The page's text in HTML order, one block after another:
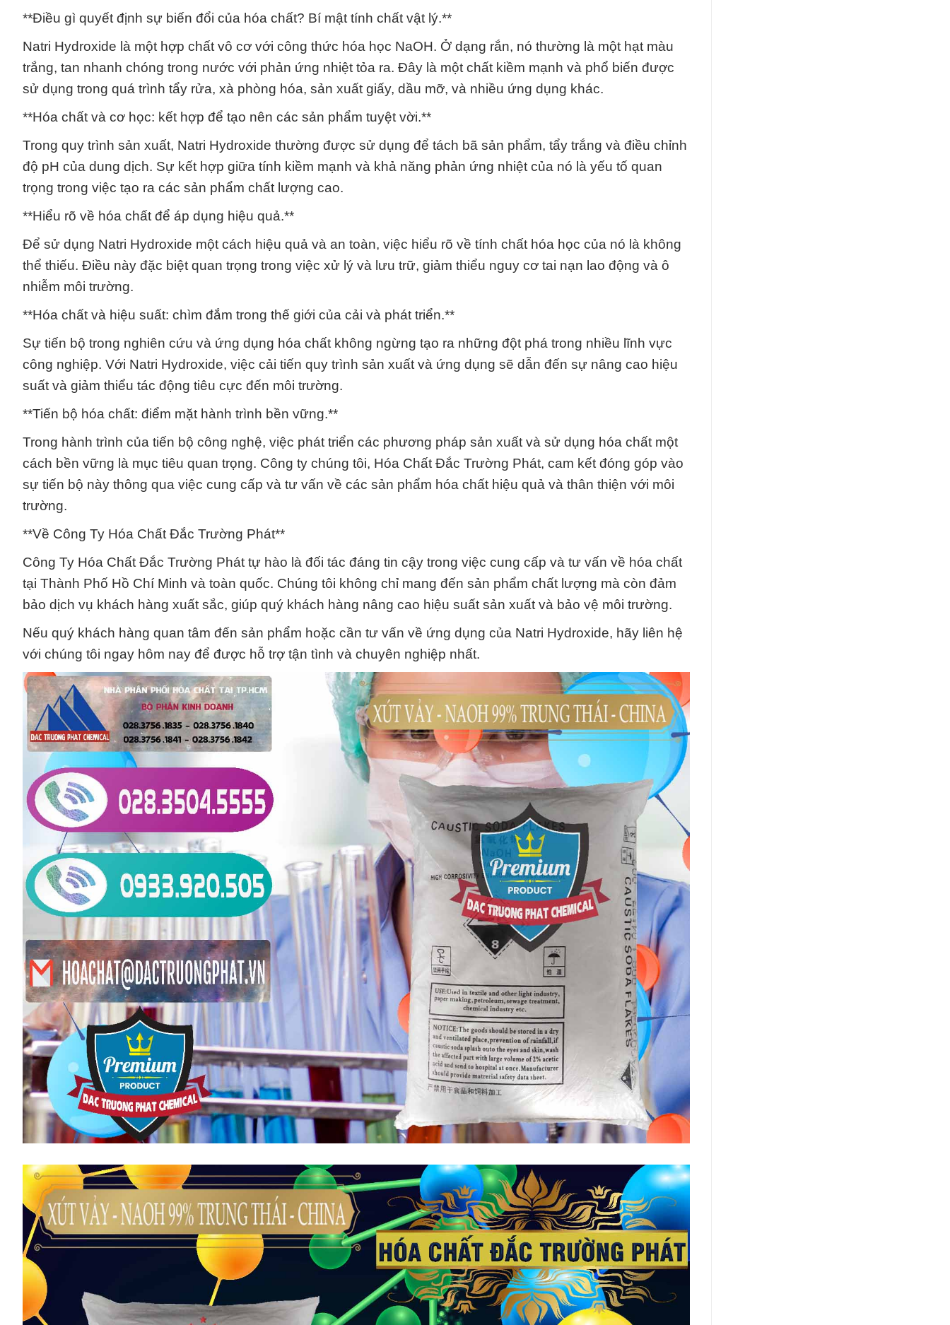
**Điều gì quyết định sự biến đổi của hóa chất? Bí mật tính chất vật lý.**
Natri Hydroxide là một hợp chất vô cơ với công thức hóa học NaOH. Ở dạng rắn, nó thường là một hạt màu
trắng, tan nhanh chóng trong nước với phản ứng nhiệt tỏa ra. Đây là một chất kiềm mạnh và phổ biến được
sử dụng trong quá trình tẩy rửa, xà phòng hóa, sản xuất giấy, dầu mỡ, và nhiều ứng dụng khác.
**Hóa chất và cơ học: kết hợp để tạo nên các sản phẩm tuyệt vời.**
Trong quy trình sản xuất, Natri Hydroxide thường được sử dụng để tách bã sản phẩm, tẩy trắng và điều chỉnh
độ pH của dung dịch. Sự kết hợp giữa tính kiềm mạnh và khả năng phản ứng nhiệt của nó là yếu tố quan
trọng trong việc tạo ra các sản phẩm chất lượng cao.
**Hiểu rõ về hóa chất để áp dụng hiệu quả.**
Để sử dụng Natri Hydroxide một cách hiệu quả và an toàn, việc hiểu rõ về tính chất hóa học của nó là không
thể thiếu. Điều này đặc biệt quan trọng trong việc xử lý và lưu trữ, giảm thiểu nguy cơ tai nạn lao động và ô
nhiễm môi trường.
**Hóa chất và hiệu suất: chìm đắm trong thế giới của cải và phát triển.**
Sự tiến bộ trong nghiên cứu và ứng dụng hóa chất không ngừng tạo ra những đột phá trong nhiều lĩnh vực
công nghiệp. Với Natri Hydroxide, việc cải tiến quy trình sản xuất và ứng dụng sẽ dẫn đến sự nâng cao hiệu
suất và giảm thiểu tác động tiêu cực đến môi trường.
**Tiến bộ hóa chất: điểm mặt hành trình bền vững.**
Trong hành trình của tiến bộ công nghệ, việc phát triển các phương pháp sản xuất và sử dụng hóa chất một
cách bền vững là mục tiêu quan trọng. Công ty chúng tôi, Hóa Chất Đắc Trường Phát, cam kết đóng góp vào
sự tiến bộ này thông qua việc cung cấp và tư vấn về các sản phẩm hóa chất hiệu quả và thân thiện với môi
trường.
**Về Công Ty Hóa Chất Đắc Trường Phát**
Công Ty Hóa Chất Đắc Trường Phát tự hào là đối tác đáng tin cậy trong việc cung cấp và tư vấn về hóa chất
tại Thành Phố Hồ Chí Minh và toàn quốc. Chúng tôi không chỉ mang đến sản phẩm chất lượng mà còn đảm
bảo dịch vụ khách hàng xuất sắc, giúp quý khách hàng nâng cao hiệu suất sản xuất và bảo vệ môi trường.
Nếu quý khách hàng quan tâm đến sản phẩm hoặc cần tư vấn về ứng dụng của Natri Hydroxide, hãy liên hệ
với chúng tôi ngay hôm nay để được hỗ trợ tận tình và chuyên nghiệp nhất.